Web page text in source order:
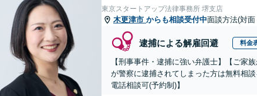
東京スタートアップ法律事務所 堺支店
木更津市 からも相談受付中面談方法(対
逮捕による解雇回避 料金
【刑事事件・逮捕に強い弁護士】【ご家
が警察に逮捕されてしまった方は無料相
電話相談可(予約制)】